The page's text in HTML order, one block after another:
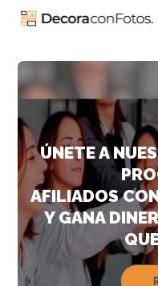
ÚNETE A
AFILIADOS
Y GANA